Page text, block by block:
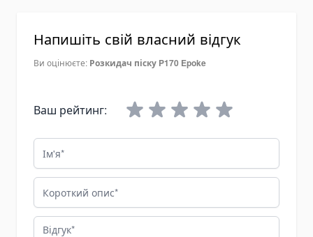
Гідроциліндри підйому кузова
Комплектуючі для гідроциліндрів
Шестеренні насоси
Поршневі насоси
Насоси-дозатори
Насоси для спецтехніки
Ручні гідронасоси
Напишіть свій власний відгук
Ви оцінюєте: Розкидач піску P170 Epoke
Ваш рейтинг:
Ім'я
Короткий опис
Відгук